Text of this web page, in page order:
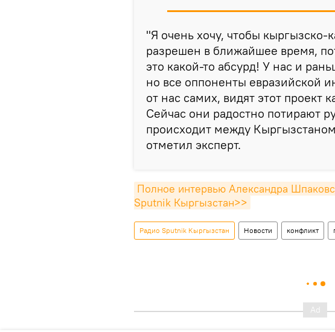
"Я очень хочу, чтобы кыргызско-
разрешен в ближайшее время,
это какой-то абсурд! У нас и
но все оппоненты евразийской
от нас самих, видят этот проект
Сейчас они радостно потирают
происходит между
отметил эксперт.
Полное интервью Александра
Sputnik Кыргызстан>>
Радио Sputnik Кыргызстан Новости конфликт